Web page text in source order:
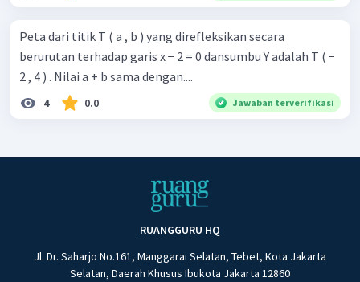
Peta dari titik T ( a , b ) yang direfleksikan secara
berurutan terhadap garis x − 2 = 0 dansumbu Y adalah T ( −
2 , 4 ) . Nilai a + b sama dengan....
4 0.0 Jawaban terverifikasi
RUANGGURU HQ
Jl. Dr. Saharjo No.161, Manggarai Selatan, Tebet, Kota Jakarta
Selatan, Daerah Khusus Ibukota Jakarta 12860